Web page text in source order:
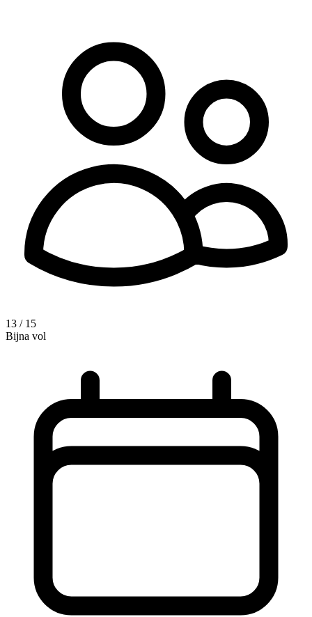
13 / 15
Bijna vol